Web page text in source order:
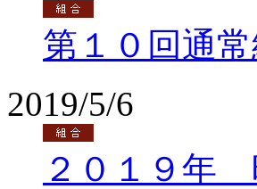
第１０回通
2019/5/6
２０１９年